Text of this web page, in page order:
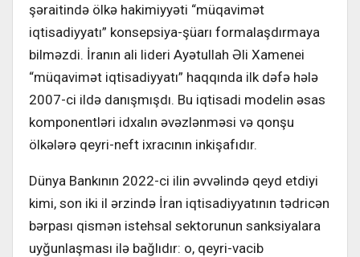
şəraitində ölkə hakimiyyəti “müqavimət
iqtisadiyyatı” konsepsiya-şüarı formalaşdırmaya
bilməzdi. İranın ali lideri Ayətullah Əli Xamenei
“müqavimət iqtisadiyyatı” haqqında ilk dəfə hələ
2007-ci ildə danışmışdı. Bu iqtisadi modelin əsas
komponentləri idxalın əvəzlənməsi və qonşu
ölkələrə qeyri-neft ixracının inkişafıdır.
Dünya Bankının 2022-ci ilin əvvəlində qeyd etdiyi
kimi, son iki il ərzində İran iqtisadiyyatının tədricən
bərpası qismən istehsal sektorunun sanksiyalara
uyğunlaşması ilə bağlıdır: o, qeyri-vacib